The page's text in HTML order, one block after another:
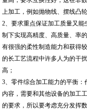
上加工，例如抛物线、摆线凸
2、要求重点保证加工质量又
制下实现高精度、高质量、率
有很强的柔性制造能力和获得
的长工艺流程中许多人为的干
高；
3、零件综合加工能力的平衡
内容，需要和其他设备的加工
的要求，所以要考虑充分发挥